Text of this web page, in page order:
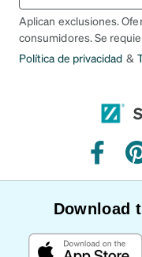
Aplican exclusiones.
consumidores. Se
Política de privacidad &
Download